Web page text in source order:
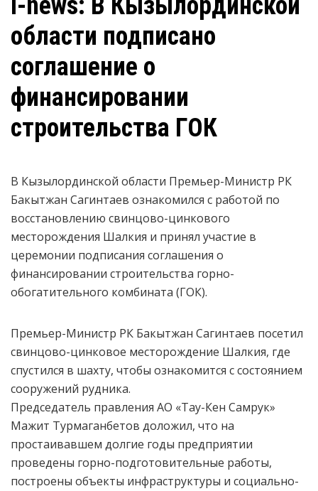
области подписано
соглашение о
финансировании
строительства ГОК
В Кызылординской области Премьер-Министр РК
Бакытжан Сагинтаев ознакомился с работой по
восстановлению свинцово-цинкового
месторождения Шалкия и принял участие в
церемонии подписания соглашения о
финансировании строительства горно-
обогатительного комбината (ГОК).
Премьер-Министр РК Бакытжан Сагинтаев посетил
свинцово-цинковое месторождение Шалкия, где
спустился в шахту, чтобы ознакомится с состоянием
сооружений рудника.
Председатель правления АО «Тау-Кен Самрук»
Мажит Турмаганбетов доложил, что на
простаивавшем долгие годы предприятии
проведены горно-подготовительные работы,
построены объекты инфраструктуры и социально-